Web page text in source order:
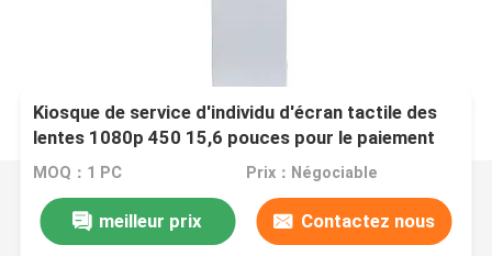
Kiosque de service d'individu d'écran tactile des
lentes 1080p 450 15,6 pouces pour le paiement
MOQ：1 PC Prix：Négociable
meilleur prix Contactez nous